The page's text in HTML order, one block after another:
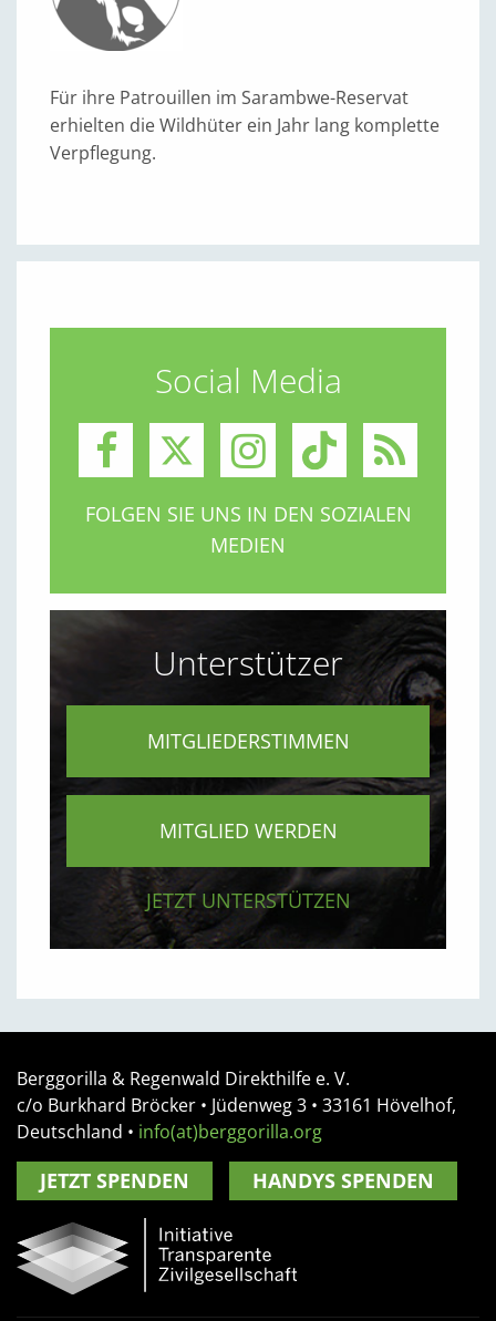
Für ihre Patrouillen im Sarambwe-Reservat
erhielten die Wildhüter ein Jahr lang komplette
Verpflegung.
Social Media
FOLGEN SIE UNS IN DEN SOZIALEN
MEDIEN
Unterstützer
MITGLIEDERSTIMMEN
MITGLIED WERDEN
JETZT UNTERSTÜTZEN
Berggorilla & Regenwald Direkthilfe e. V.
c/o Burkhard Bröcker • Jüdenweg 3 • 33161 Hövelhof,
Deutschland • info(at)berggorilla.org
JETZT SPENDEN HANDYS SPENDEN